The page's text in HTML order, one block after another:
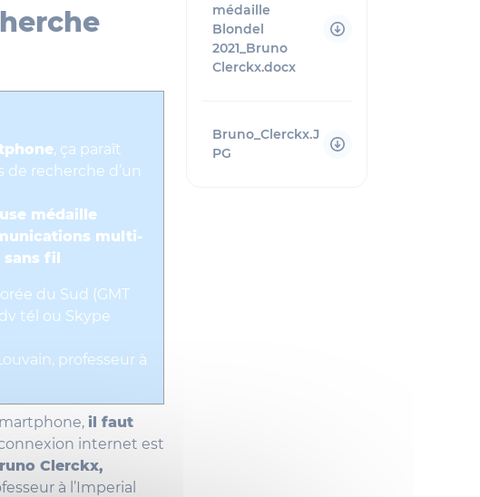
, ça paraît
de recherche d’un
médaille
multi-
sans fil
du Sud (GMT
tél ou Skype
professeur à
il faut
internet est
Clerckx,
à l’Imperial
médaille
Blondel
2021_Bruno
Clerckx.docx
Bruno_Clerckx.J
PG